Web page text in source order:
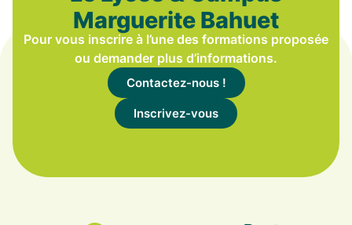
Marguerite Bahuet
Pour vous inscrire à l’une des formations proposée
ou demander plus d’informations.
Contactez-nous !
Inscrivez-vous